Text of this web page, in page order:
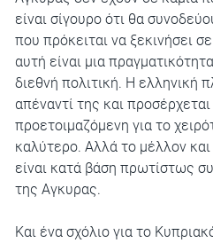
είναι σίγουρο ότι θα
που πρόκειται να ξεκινήσει
αυτή είναι μια
διεθνή πολιτική. Η ελληνική
απέναντί της και
προετοιμαζόμενη για το
καλύτερο. Αλλά το μέλλον
είναι κατά βάση πρωτίστως
της Αγκυρας.
Και ένα σχόλιο για το